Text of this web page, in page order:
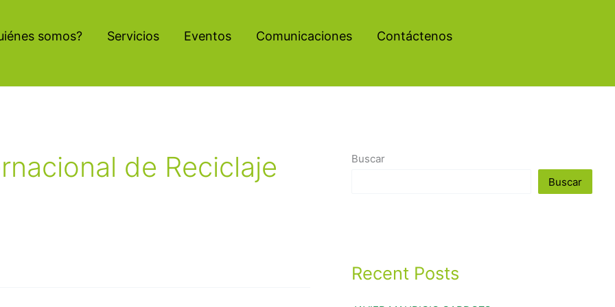
somos? Servicios Eventos Comunicaciones Contáctenos
de Reciclaje
Buscar
Buscar
Recent Posts